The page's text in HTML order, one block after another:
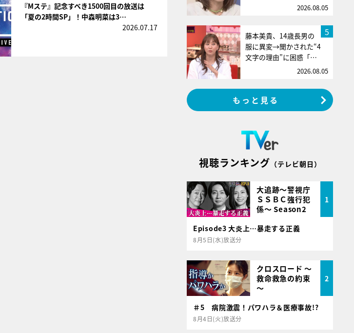
『Mステ』記念すべき1500回目の放送は
「夏の2時間SP」！中森明菜は3…
2026.07.17
2026.08.05
5
藤本美貴、14歳長男の
服に異変→聞かされた“4
文字の理由”に困惑「…
2026.08.05
もっと見る
視聴ランキング （テレビ朝日）
大追跡～警視庁
ＳＳＢＣ強行犯
係～ Season2
1
Episode3 大炎上…暴走する正義
8月5日(水)放送分
クロスロード ～
救命救急の約束
～
2
＃5 病院激震！パワハラ＆医療事故!?
8月4日(火)放送分